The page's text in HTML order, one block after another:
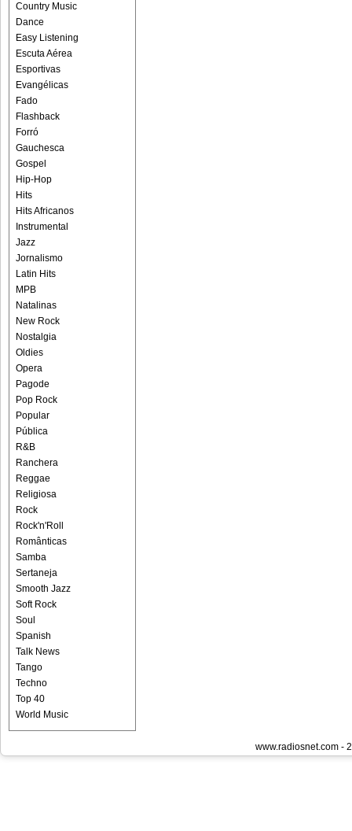
Country Music
Dance
Easy Listening
Escuta Aérea
Esportivas
Evangélicas
Fado
Flashback
Forró
Gauchesca
Gospel
Hip-Hop
Hits
Hits Africanos
Instrumental
Jazz
Jornalismo
Latin Hits
MPB
Natalinas
New Rock
Nostalgia
Oldies
Opera
Pagode
Pop Rock
Popular
Pública
R&B
Ranchera
Reggae
Religiosa
Rock
Rock'n'Roll
Românticas
Samba
Sertaneja
Smooth Jazz
Soft Rock
Soul
Spanish
Talk News
Tango
Techno
Top 40
World Music
www.radiosnet.com -